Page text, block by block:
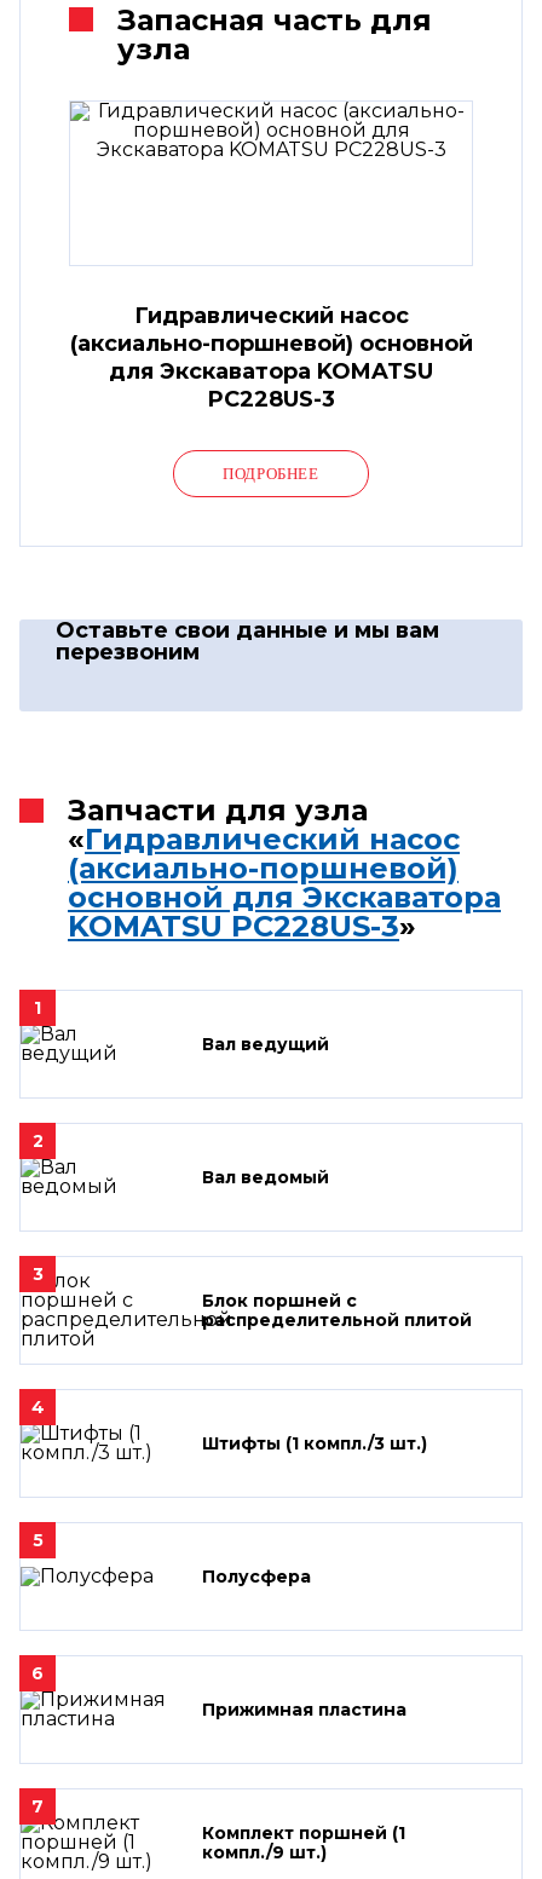
Запасная часть для
узла
Гидравлический насос
(аксиально-поршневой) основной
для Экскаватора KOMATSU
PC228US-3
ПОДРОБНЕЕ
Оставьте свои данные и мы вам
перезвоним
Запчасти для узла
«Гидравлический насос
(аксиально-поршневой)
основной для Экскаватора
KOMATSU PC228US-3»
1
Вал ведущий
2
Вал ведомый
3
Блок поршней c
распределительной плитой
4
Штифты (1 компл./3 шт.)
5
Полусфера
6
Прижимная пластина
7
Комплект поршней (1
компл./9 шт.)